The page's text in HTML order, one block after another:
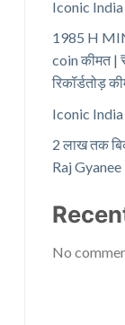
Iconic India
1985 H
coin कीमत |
रिकॉर्डतोड़
Iconic
2 लाख तक
Raj
No